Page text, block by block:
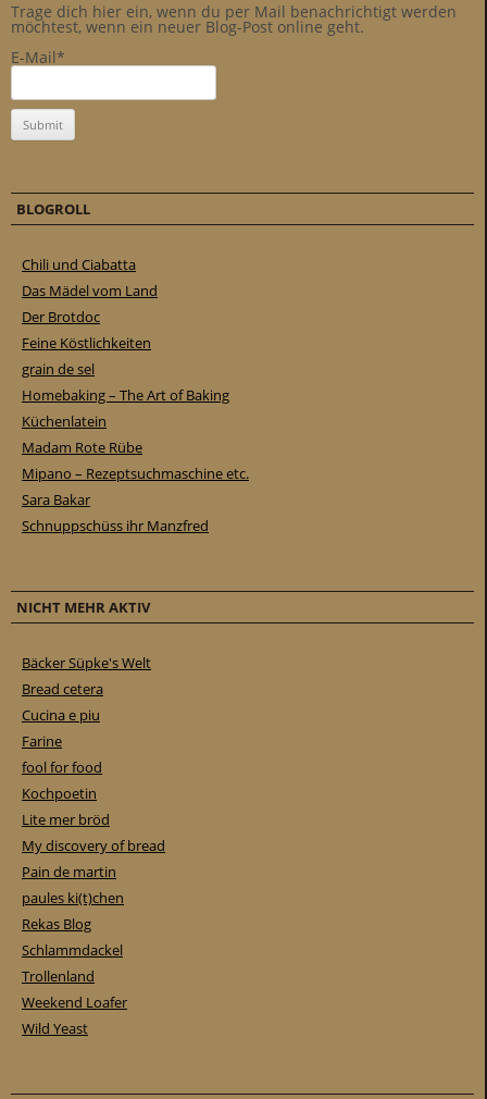
Trage dich hier ein, wenn du per Mail benachrichtigt werden
möchtest, wenn ein neuer Blog-Post online geht.
E-Mail*
BLOGROLL
Chili und Ciabatta
Das Mädel vom Land
Der Brotdoc
Feine Köstlichkeiten
grain de sel
Homebaking – The Art of Baking
Küchenlatein
Madam Rote Rübe
Mipano – Rezeptsuchmaschine etc.
Sara Bakar
Schnuppschüss ihr Manzfred
NICHT MEHR AKTIV
Bäcker Süpke's Welt
Bread cetera
Cucina e piu
Farine
fool for food
Kochpoetin
Lite mer bröd
My discovery of bread
Pain de martin
paules ki(t)chen
Rekas Blog
Schlammdackel
Trollenland
Weekend Loafer
Wild Yeast